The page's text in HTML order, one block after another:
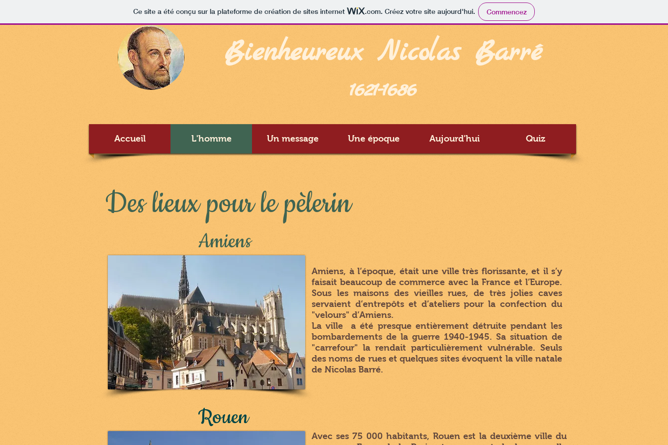
Ce site a été conçu sur la plateforme de création de sites internet .com. Créez votre site aujourd'hui. Commencez
Bienheureux Nicolas Barré
1621-1686
Accueil L'homme Un message Une époque Aujourd'hui Quiz
Des lieux pour le pèlerin
Amiens
Amiens, à l’époque, était une ville très florissante, et il s’y
faisait beaucoup de commerce avec la France et l’Europe.
Sous les maisons des vieilles rues, de très jolies caves
servaient d’entrepôts et d’ateliers pour la confection du
"velours" d’Amiens.
La ville a été presque entièrement détruite pendant les
bombardements de la guerre 1940-1945. Sa situation de
"carrefour" la rendait particulièrement vulnérable. Seuls
des noms de rues et quelques sites évoquent la ville natale
de Nicolas Barré.
Rouen
Avec ses 75 000 habitants, Rouen est la deuxième ville du